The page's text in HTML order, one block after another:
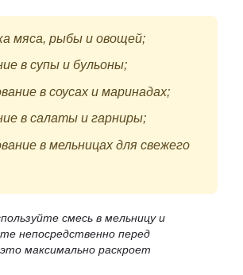
мяса, рыбы и овощей;
в супы и бульоны;
в соусах и маринадах;
в салаты и гарниры;
в мельницах для свежего
смесь в мельницу и
непосредственно перед
максимально раскроет